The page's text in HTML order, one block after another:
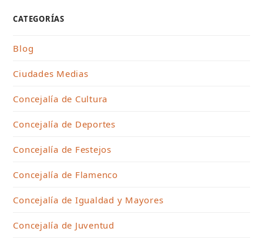
CATEGORÍAS
Blog
Ciudades Medias
Concejalía de Cultura
Concejalía de Deportes
Concejalía de Festejos
Concejalía de Flamenco
Concejalía de Igualdad y Mayores
Concejalía de Juventud